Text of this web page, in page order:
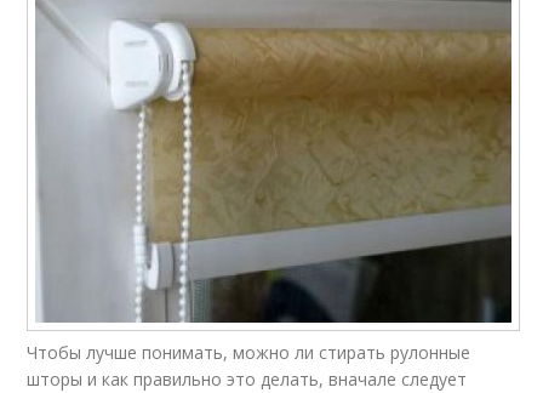
Чтобы лучше понимать, можно ли стирать рулонные
шторы и как правильно это делать, вначале следует